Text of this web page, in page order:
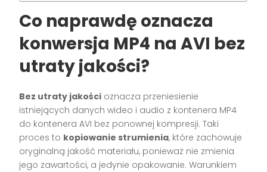
Co naprawdę oznacza
konwersja MP4 na AVI bez
utraty jakości?
Bez utraty jakości oznacza przeniesienie
istniejących danych wideo i audio z kontenera MP4
do kontenera AVI bez ponownej kompresji. Taki
proces to kopiowanie strumienia, które zachowuje
oryginalną jakość materiału, ponieważ nie zmienia
jego zawartości, a jedynie opakowanie. Warunkiem